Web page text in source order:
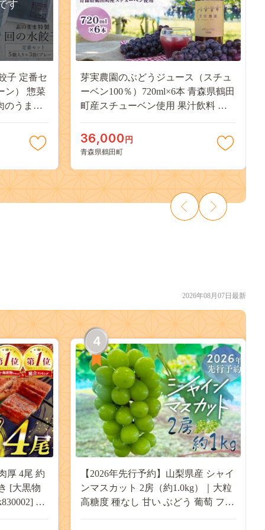
す
子 定番セ
ン） 惣菜
のうまみ
芽実農園のぶどうジュース（スチュ
ーベン100％）720ml×6本 青森県鶴田
町産スチューベン使用 果汁飲料 安
ジュース 糖度20度以上 濃厚
36,000 円
青森県鶴田町
2026年08月07日最新
厚 4尾 約
[大黒物
不
4
【2026年先行予約】山梨県産 シャイ
ンマスカット 2房（約1.0kg）｜大粒
高糖度 種なし 甘い ぶどう 葡萄 フル